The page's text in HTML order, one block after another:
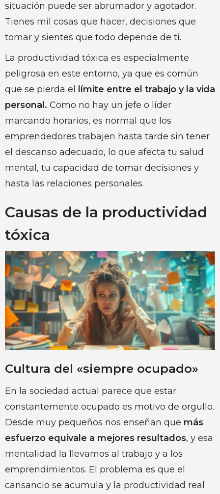
situación puede ser abrumador y agotador.
Tienes mil cosas que hacer, decisiones que
tomar y sientes que todo depende de ti.
La productividad tóxica es especialmente
peligrosa en este entorno, ya que es común
que se pierda el límite entre el trabajo y la vida
personal. Como no hay un jefe o líder
marcando horarios, es normal que los
emprendedores trabajen hasta tarde sin tener
el descanso adecuado, lo que afecta tu salud
mental, tu capacidad de tomar decisiones y
hasta las relaciones personales.
Causas de la productividad
tóxica
Cultura del «siempre ocupado»
En la sociedad actual parece que estar
constantemente ocupado es motivo de orgullo.
Desde muy pequeños nos enseñan que más
esfuerzo equivale a mejores resultados, y esa
mentalidad la llevamos al trabajo y a los
emprendimientos. El problema es que el
cansancio se acumula y la productividad real